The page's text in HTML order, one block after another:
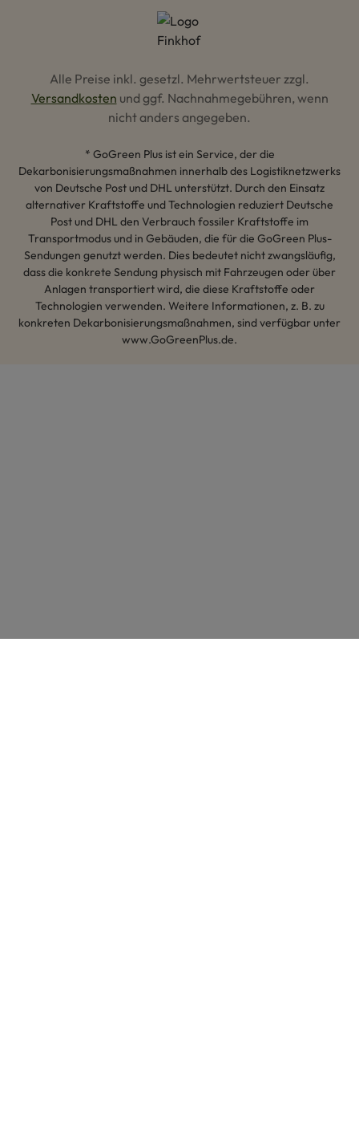
Alle Preise inkl. gesetzl. Mehrwertsteuer zzgl.
Versandkosten und ggf. Nachnahmegebühren, wenn
nicht anders angegeben.
* GoGreen Plus ist ein Service, der die
Dekarbonisierungsmaßnahmen innerhalb des Logistiknetzwerks
von Deutsche Post und DHL unterstützt. Durch den Einsatz
alternativer Kraftstoffe und Technologien reduziert Deutsche
Post und DHL den Verbrauch fossiler Kraftstoffe im
Transportmodus und in Gebäuden, die für die GoGreen Plus-
Sendungen genutzt werden. Dies bedeutet nicht zwangsläufig,
dass die konkrete Sendung physisch mit Fahrzeugen oder über
Anlagen transportiert wird, die diese Kraftstoffe oder
Technologien verwenden. Weitere Informationen, z. B. zu
konkreten Dekarbonisierungsmaßnahmen, sind verfügbar unter
www.GoGreenPlus.de.